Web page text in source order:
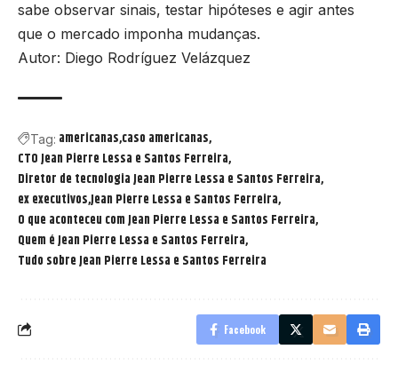
sabe observar sinais, testar hipóteses e agir antes
que o mercado imponha mudanças.
Autor: Diego Rodríguez Velázquez
Tag: americanas caso americanas
CTO Jean Pierre Lessa e Santos Ferreira
Diretor de tecnologia Jean Pierre Lessa e Santos Ferreira
ex executivosJean Pierre Lessa e Santos Ferreira
O que aconteceu com Jean Pierre Lessa e Santos Ferreira
Quem é Jean Pierre Lessa e Santos Ferreira
Tudo sobre Jean Pierre Lessa e Santos Ferreira
Facebook